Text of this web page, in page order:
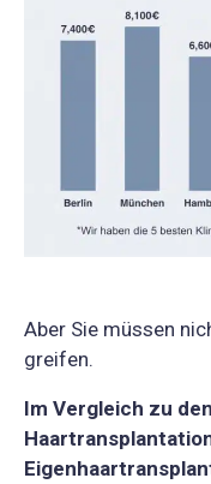
Aber Sie müssen
greifen.
Im Vergleich zu